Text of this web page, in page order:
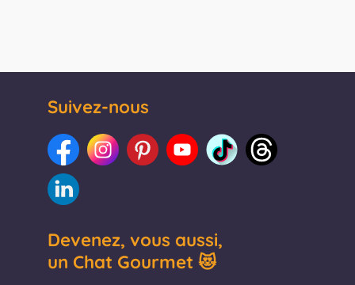
Suivez-nous
Devenez, vous aussi,
un Chat Gourmet 😻